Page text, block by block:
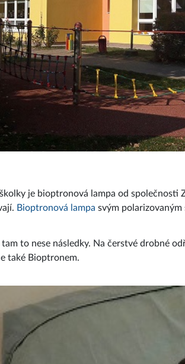
je bioptronová lampa od společnosti
Bioptronová lampa svým
to nese následky. Na čerstvé drobné
také Bioptronem.